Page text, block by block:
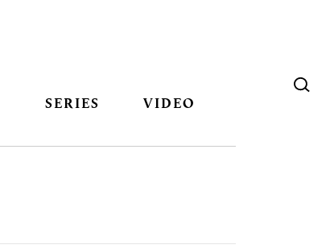
SERIES VIDEO